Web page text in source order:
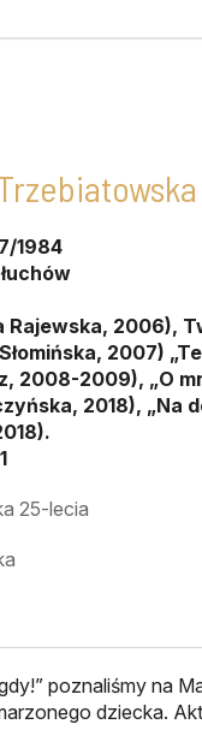
1984
Rajewska, 2006),
2007)
2008-2009), „O
2018), „Na
1
25-lecia
poznaliśmy na
dziecka.